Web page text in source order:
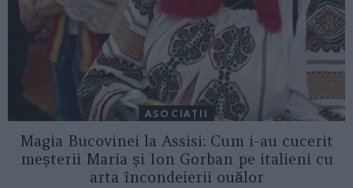
ASOCIAŢII
Magia Bucovinei la Assisi: Cum i-au cucerit
meșterii Maria și Ion Gorban pe italieni cu
arta încondeierii ouălor